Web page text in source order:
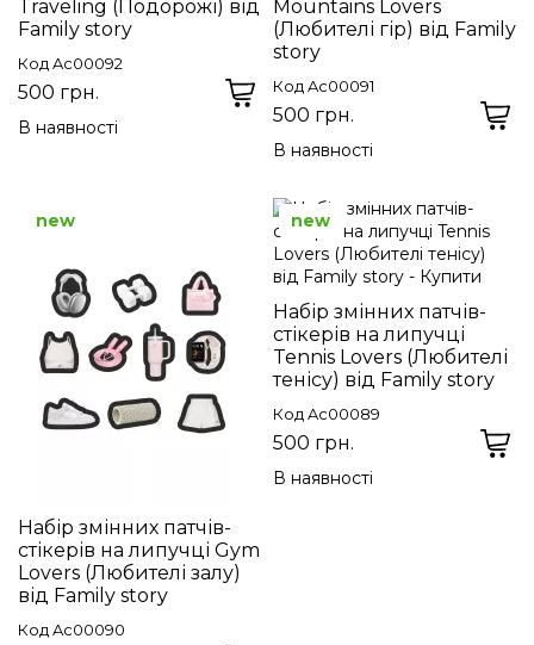
Traveling (Подорожі) від
Family story
Код Ac00092
500 грн.
В наявності
Mountains Lovers
(Любителі гір) від Family
story
Код Ac00091
500 грн.
В наявності
Набір змінних патчів-
стікерів на липучці Gym
Lovers (Любителі залу)
від Family story
Код Ac00090
new
Набір змінних патчів-
стікерів на липучці
Tennis Lovers (Любителі
тенісу) від Family story
Код Ac00089
500 грн.
В наявності
new